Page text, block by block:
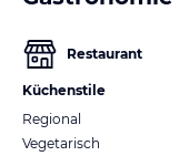
Restaurant
Küchenstile
Regional
Vegetarisch